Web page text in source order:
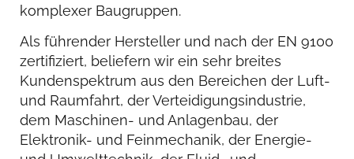
komplexer Baugruppen.
Als führender Hersteller und nach der EN 9100
zertifiziert, beliefern wir ein sehr breites
Kundenspektrum aus den Bereichen der Luft-
und Raumfahrt, der Verteidigungsindustrie,
dem Maschinen- und Anlagenbau, der
Elektronik- und Feinmechanik, der Energie-